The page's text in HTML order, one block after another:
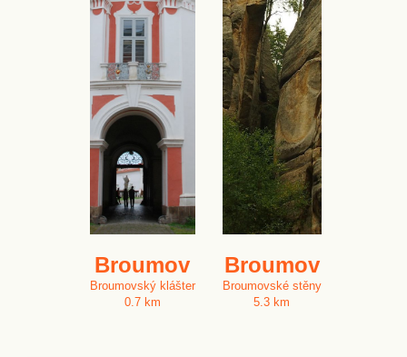
Broumov
Broumovský klášter
0.7 km
Broumov
Broumovské stěny
5.3 km